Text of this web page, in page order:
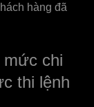
hàng đã
chi
thi lệnh